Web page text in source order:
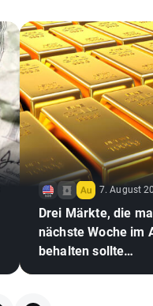
7. August
Drei Märkte, die
nächste Woche im
behalten sollte